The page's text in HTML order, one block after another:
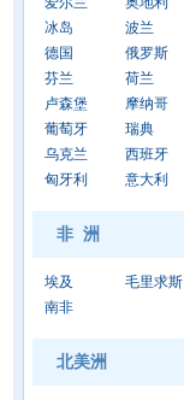
冰岛
波兰
德国
俄罗斯
芬兰
荷兰
卢森堡
摩纳哥
葡萄牙
瑞典
乌克兰
西班牙
匈牙利
意大利
非 洲
埃及 毛里求斯
南非
北美洲